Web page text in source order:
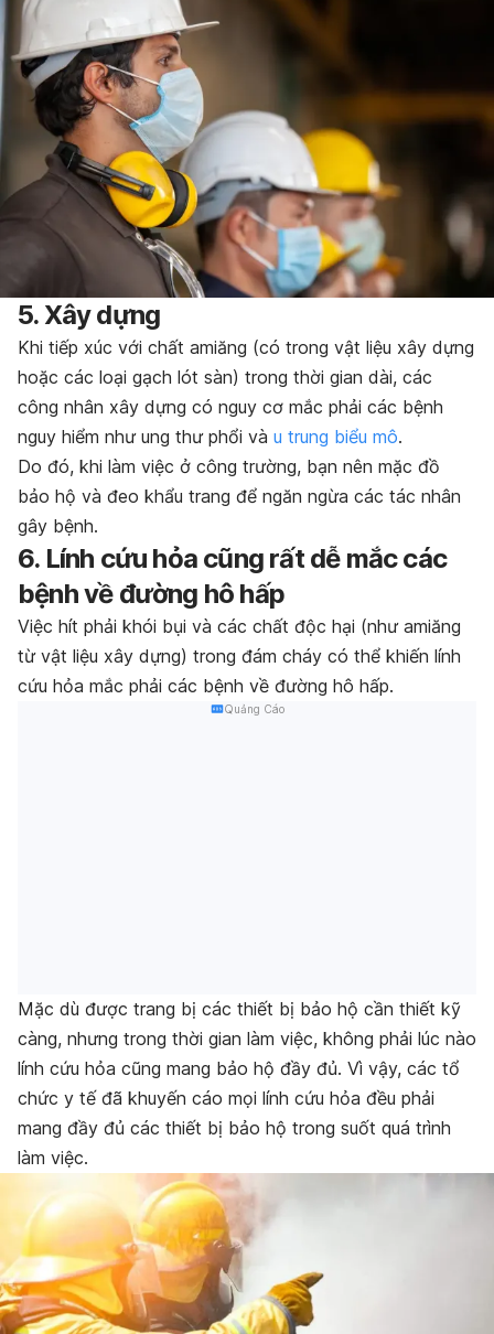
5. Xây dựng
Khi tiếp xúc với chất amiăng (có trong vật liệu xây dựng
hoặc các loại gạch lót sàn) trong thời gian dài, các
công nhân xây dựng có nguy cơ mắc phải các bệnh
nguy hiểm như ung thư phổi và u trung biểu mô.
Do đó, khi làm việc ở công trường, bạn nên mặc đồ
bảo hộ và đeo khẩu trang để ngăn ngừa các tác nhân
gây bệnh.
6. Lính cứu hỏa cũng rất dễ mắc các
bệnh về đường hô hấp
Việc hít phải khói bụi và các chất độc hại (như amiăng
từ vật liệu xây dựng) trong đám cháy có thể khiến lính
cứu hỏa mắc phải các bệnh về đường hô hấp.
Quảng Cáo
Mặc dù được trang bị các thiết bị bảo hộ cần thiết kỹ
càng, nhưng trong thời gian làm việc, không phải lúc nào
lính cứu hỏa cũng mang bảo hộ đầy đủ. Vì vậy, các tổ
chức y tế đã khuyến cáo mọi lính cứu hỏa đều phải
mang đầy đủ các thiết bị bảo hộ trong suốt quá trình
làm việc.